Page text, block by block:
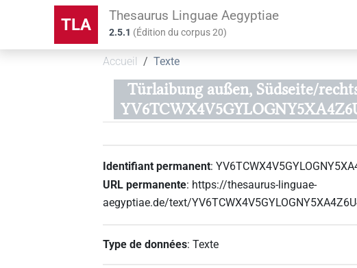
TLA Thesaurus Linguae Aegyptiae
2.5.1 (Édition du corpus20)
Accueil Texte
Türlaibung außen, Südseite/
Identifiant permanent:
URL permanente: https://thesaurus-linguae-
aegyptiae.de/text/
Type de données:Texte